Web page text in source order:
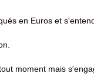
en Euros et
moment mais